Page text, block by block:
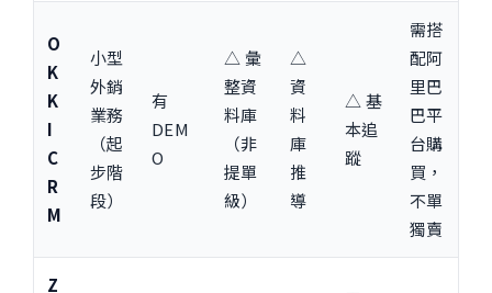
O
K
K
I
C
R
M
小型
外銷
業務
（起
步階
段）
有
DEM
O
△ 彙
整資
料庫
（非
提單
級）
△
資
料
庫
推
導
△ 基
本追
蹤
需搭
配阿
里巴
巴平
台購
買，
不單
獨賣
Z